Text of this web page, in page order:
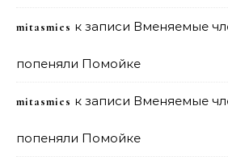
mitasmies к записи Вменяемые
попеняли Помойке
mitasmies к записи Вменяемые
попеняли Помойке